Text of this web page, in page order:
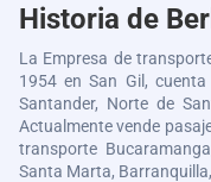
Historia de
La Empresa de
1954 en San Gil,
Santander, Norte de
Actualmente vende
transporte
Santa Marta,